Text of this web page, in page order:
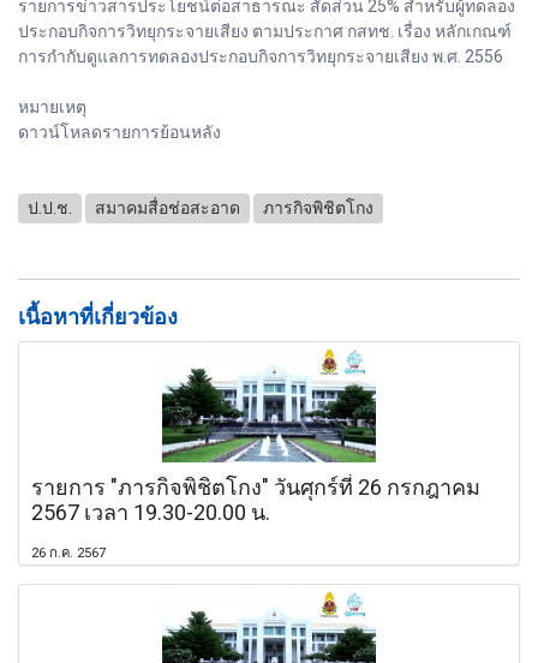
รายการข่าวสารประโยชน์ต่อสาธารณะ สัดส่วน 25% สำหรับผู้ทดลอง
ประกอบกิจการวิทยุกระจายเสียง ตามประกาศ กสทช. เรื่อง หลักเกณฑ์
การกำกับดูแลการทดลองประกอบกิจการวิทยุกระจายเสียง พ.ศ. 2556
หมายเหตุ
ดาวน์โหลดรายการย้อนหลัง
ป.ป.ช. สมาคมสื่อช่อสะอาด ภารกิจพิชิตโกง
เนื้อหาที่เกี่ยวข้อง
รายการ "ภารกิจพิชิตโกง" วันศุกร์ที่ 26 กรกฎาคม
2567 เวลา 19.30-20.00 น.
26 ก.ค. 2567